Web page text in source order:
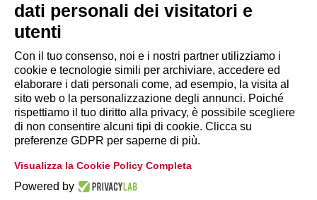
INFORMAZIONI
Disclaimer
Privacy Policy
Cookie Policy|Modifica preferenze
dati personali dei visitatori e
utenti
Con il tuo consenso, noi e i nostri partner utilizziamo i
cookie e tecnologie simili per archiviare, accedere ed
elaborare i dati personali come, ad esempio, la visita al
sito web o la personalizzazione degli annunci. Poiché
rispettiamo il tuo diritto alla privacy, è possibile scegliere
di non consentire alcuni tipi di cookie. Clicca su
preferenze GDPR per saperne di più.
Visualizza la Cookie Policy Completa
Powered by